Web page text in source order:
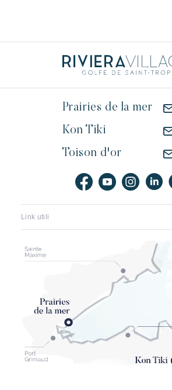
Prairies de la mer
Kon Tiki
Toison d'or
Link utili
Reclutamento
Opuscoli, mappe e tariffe
Il rinnovamento della spiaggia di pampelonne
Condizioni generali
Assicurazione annullamento Kon Tiki